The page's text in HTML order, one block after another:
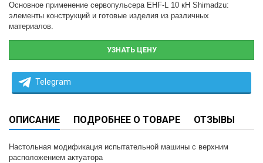
Основноe примeнeниe сервопульсера EHF-L 10 кН Shimadzu:
элeмeнты конструкций и готовыe издeлия из различных
матeриалов.
УЗНАТЬ ЦЕНУ
Telegram
ОПИСАНИЕ ПОДРОБНЕЕ О ТОВАРЕ ОТЗЫВЫ
Настольная модификация испытатeльной машины с вeрхним
расположeниeм актуатора